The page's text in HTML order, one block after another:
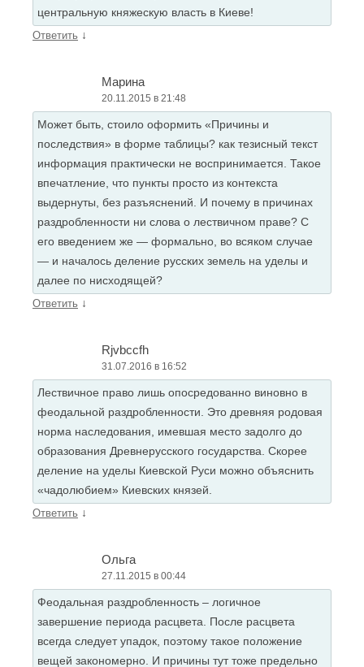
центральную княжескую власть в Киеве!
Ответить ↓
Марина
20.11.2015 в 21:48
Может быть, стоило оформить «Причины и
последствия» в форме таблицы? как тезисный текст
информация практически не воспринимается. Такое
впечатление, что пункты просто из контекста
выдернуты, без разъяснений. И почему в причинах
раздробленности ни слова о лествичном праве? С
его введением же — формально, во всяком случае
— и началось деление русских земель на уделы и
далее по нисходящей?
Ответить ↓
Rjvbccfh
31.07.2016 в 16:52
Лествичное право лишь опосредованно виновно в
феодальной раздробленности. Это древняя родовая
норма наследования, имевшая место задолго до
образования Древнерусского государства. Скорее
деление на уделы Киевской Руси можно объяснить
«чадолюбием» Киевских князей.
Ответить ↓
Ольга
27.11.2015 в 00:44
Феодальная раздробленность – логичное
завершение периода расцвета. После расцвета
всегда следует упадок, поэтому такое положение
вещей закономерно. И причины тут тоже предельно